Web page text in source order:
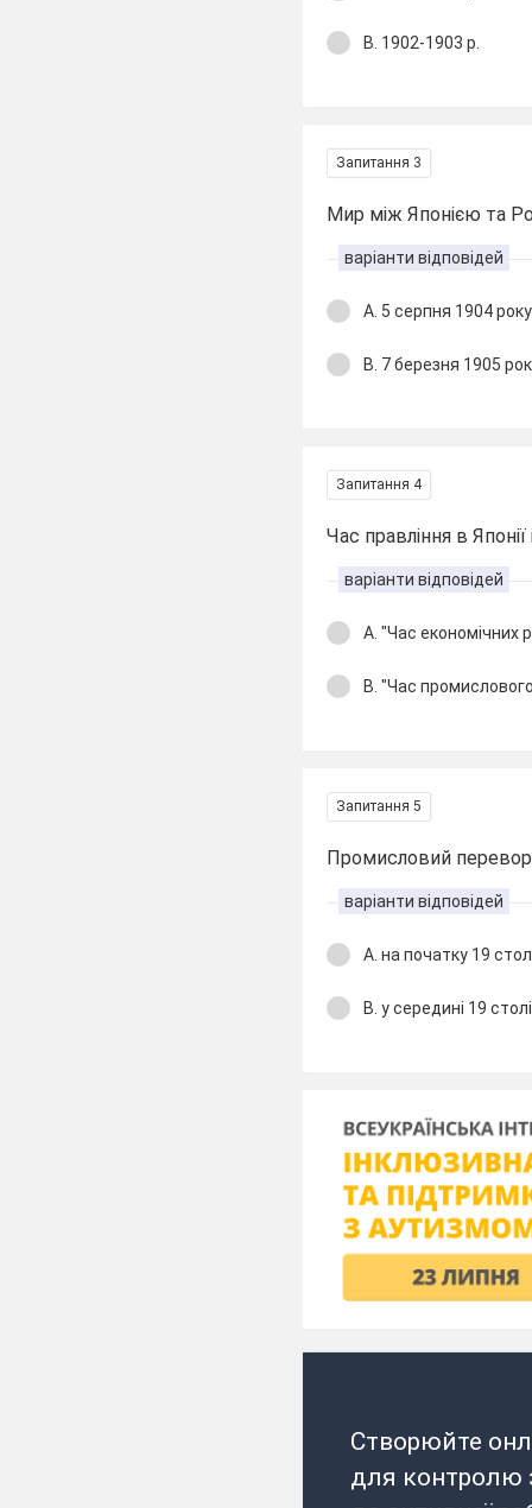
В. 1902-1903 р.
Запитання 3
Мир між Японією та
варіанти відповідей
А. 5 серпня 1904 року
В. 7 березня 1905
Запитання 4
Час правління в
варіанти відповідей
А. "Час економічних
В. "Час
Запитання 5
Промисловий
варіанти відповідей
А. на початку 19
В. у середині 19
Створюйте
для контролю